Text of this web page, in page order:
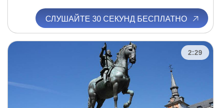
СЛУШАЙТЕ 30 СЕКУНД БЕСПЛАТНО
2:29